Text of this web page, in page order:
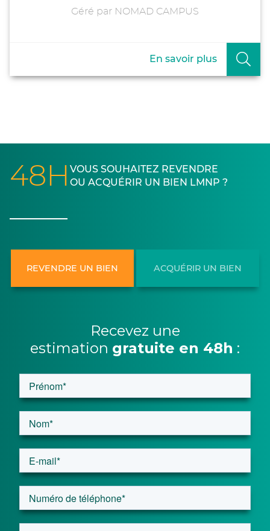
Géré par NOMAD CAMPUS
En savoir plus
48H VOUS SOUHAITEZ REVENDRE
OU ACQUÉRIR UN BIEN LMNP ?
REVENDRE UN BIEN ACQUÉRIR UN BIEN